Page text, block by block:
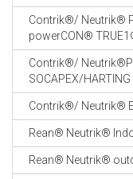
Contrik®/ Neutrik®
powerCON®
Contrik®/
SOCAPEX/HARTING
Contrik®/ Neutrik®
Rean® Neutrik®
Rean® Neutrik®